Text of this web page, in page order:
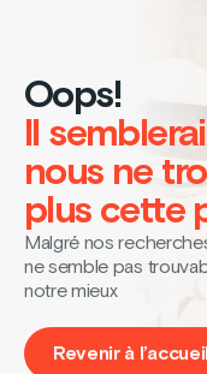
Oops!
Il
nous ne
plus cette
Malgré nos
ne semble pas
notre mieux
Revenir à